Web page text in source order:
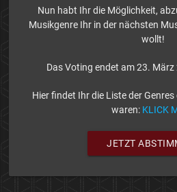
Nun habt Ihr die Möglichkeit,
Musikgenre Ihr in der nächsten
wollt!
Das Voting endet am 23. März
Hier findet Ihr die Liste der
waren: KLICK
JETZT